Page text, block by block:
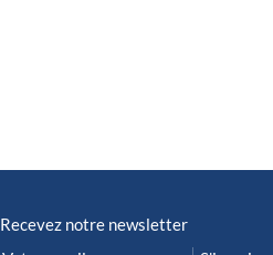
Recevez notre newsletter